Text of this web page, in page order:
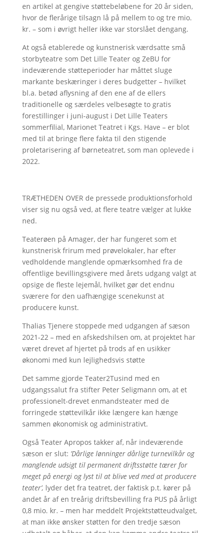
en artikel at gengive støttebeløbene for 20 år siden,
hvor de flerårige tilsagn lå på mellem to og tre mio.
kr. – som i øvrigt heller ikke var storslået dengang.
At også etablerede og kunstnerisk værdsatte små
storbyteatre som Det Lille Teater og ZeBU for
indeværende støtteperioder har måttet sluge
markante beskæringer i deres budgetter – hvilket
bl.a. betød aflysning af den ene af de ellers
traditionelle og særdeles velbesøgte to gratis
forestillinger i juni-august i Det Lille Teaters
sommerfilial, Marionet Teatret i Kgs. Have – er blot
med til at bringe flere fakta til den stigende
proletarisering af børneteatret, som man oplevede i
2022.
TRÆTHEDEN OVER de pressede produktionsforhold
viser sig nu også ved, at flere teatre vælger at lukke
ned.
Teaterøen på Amager, der har fungeret som et
kunstnerisk frirum med prøvelokaler, har efter
vedholdende manglende opmærksomhed fra de
offentlige bevillingsgivere med årets udgang valgt at
opsige de fleste lejemål, hvilket gør det endnu
sværere for den uafhængige scenekunst at
producere kunst.
Thalias Tjenere stoppede med udgangen af sæson
2021-22 – med en afskedshilsen om, at projektet har
været drevet af hjertet på trods af en usikker
økonomi med kun lejlighedsvis støtte
Det samme gjorde Teater2Tusind med en
udgangssalut fra stifter Peter Seligmann om, at et
professionelt-drevet enmandsteater med de
forringede støttevilkår ikke længere kan hænge
sammen økonomisk og administrativt.
Også Teater Apropos takker af, når indeværende
sæson er slut: ’Dårlige lønninger dårlige turnevilkår og
manglende udsigt til permanent driftsstøtte tærer for
meget på energi og lyst til at blive ved med at producere
teater’, lyder det fra teatret, der faktisk p.t. kører på
andet år af en treårig driftsbevilling fra PUS på årligt
0,8 mio. kr. – men har meddelt Projektstøtteudvalget,
at man ikke ønsker støtten for den tredje sæson